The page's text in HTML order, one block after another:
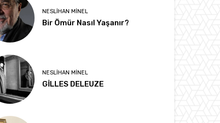
NESLIHAN MINEL
Bir Ömür Nasıl Yaşanır?
NESLIHAN MINEL
GİLLES DELEUZE